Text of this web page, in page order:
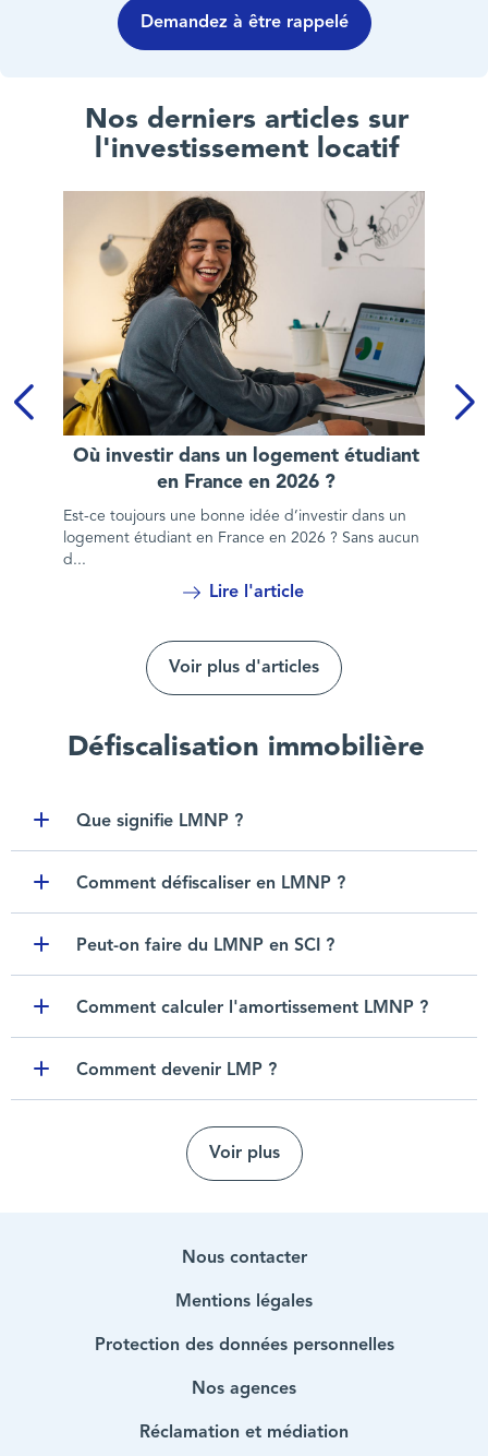
Demandez à être rappelé
Nos derniers articles sur
l'investissement locatif
Où investir dans un logement étudiant en France en 2026 ?
Où investir dans un logement étudiant
en France en 2026 ?
Est-ce toujours une bonne idée d’investir dans un
logement étudiant en France en 2026 ? Sans aucun
d...
Lire l'article
Voir plus d'articles
Défiscalisation immobilière
Que signifie LMNP ?
Comment défiscaliser en LMNP ?
Peut-on faire du LMNP en SCI ?
Comment calculer l'amortissement LMNP ?
Comment devenir LMP ?
Voir plus
Nous contacter
Mentions légales
Protection des données personnelles
Nos agences
Réclamation et médiation